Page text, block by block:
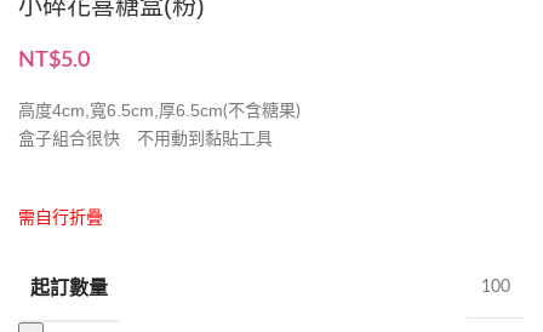
小碎花喜糖盒(粉)
NT$5.0
高度4cm,寬6.5cm,厚6.5cm(不含糖果)
盒子組合很快 不用動到黏貼工具
需自行折疊
起訂數量 100